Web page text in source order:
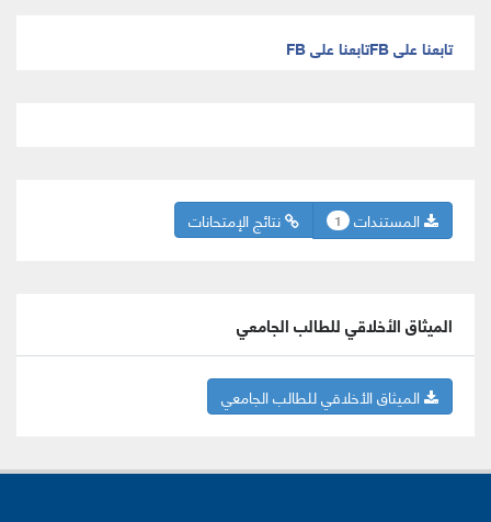
تابعنا على FB تابعنا على FB
نتائج الإمتحانات المستندات 1
الميثاق الأخلاقي للطالب الجامعي
الميثاق الأخلاقي للطالب الجامعي